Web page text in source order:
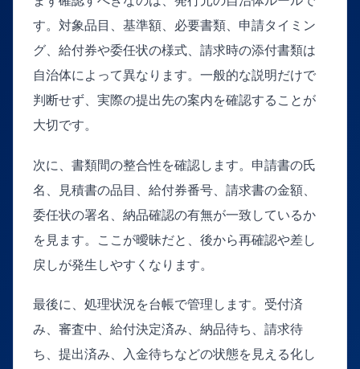
す。対象品目、基準額、必要書類、申請タイミン
グ、給付券や委任状の様式、請求時の添付書類は
自治体によって異なります。一般的な説明だけで
判断せず、実際の提出先の案内を確認することが
大切です。
次に、書類間の整合性を確認します。申請書の氏
名、見積書の品目、給付券番号、請求書の金額、
委任状の署名、納品確認の有無が一致しているか
を見ます。ここが曖昧だと、後から再確認や差し
戻しが発生しやすくなります。
最後に、処理状況を台帳で管理します。受付済
み、審査中、給付決定済み、納品待ち、請求待
ち、提出済み、入金待ちなどの状態を見える化し